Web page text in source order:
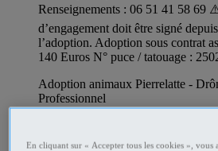
Renseignements : 06 51 41 58 69
d’engagement doit être signé
l’adoption. Adoption sous contrat
140 Euros N° puce / tatouage :
Adoption animaux Pierrelatte -
Professionnel
En cliquant sur « Accepter tous les cookies », vous